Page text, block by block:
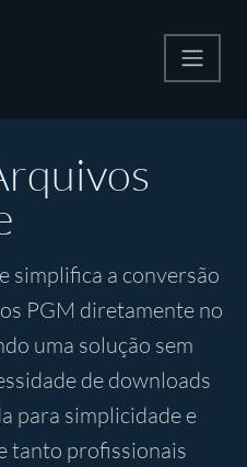
simplifica a conversão
PGM diretamente no
uma solução sem
de downloads
para simplicidade e
tanto profissionais